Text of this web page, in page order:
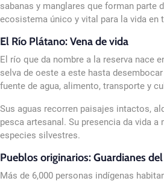
sabanas y manglares que forman parte
ecosistema único y vital para la vida en
El Río Plátano: Vena de vida
El río que da nombre a la reserva nace
selva de oeste a este hasta
fuente de agua, alimento, transporte y
Sus aguas recorren paisajes intactos,
pesca artesanal. Su presencia da vida
especies silvestres.
Pueblos originarios: Guardianes
Más de 6,000 personas indígenas